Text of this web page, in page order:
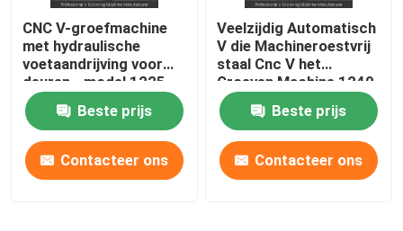
CNC V-groefmachine
met hydraulische
voetaandrijving voor
deuren - model 1225
Beste prijs
Contacteer ons
Veelzijdig Automatisch
V die Machineroestvrij
staal Cnc V het
Groeven Machine 1240
groeven
Beste prijs
Contacteer ons